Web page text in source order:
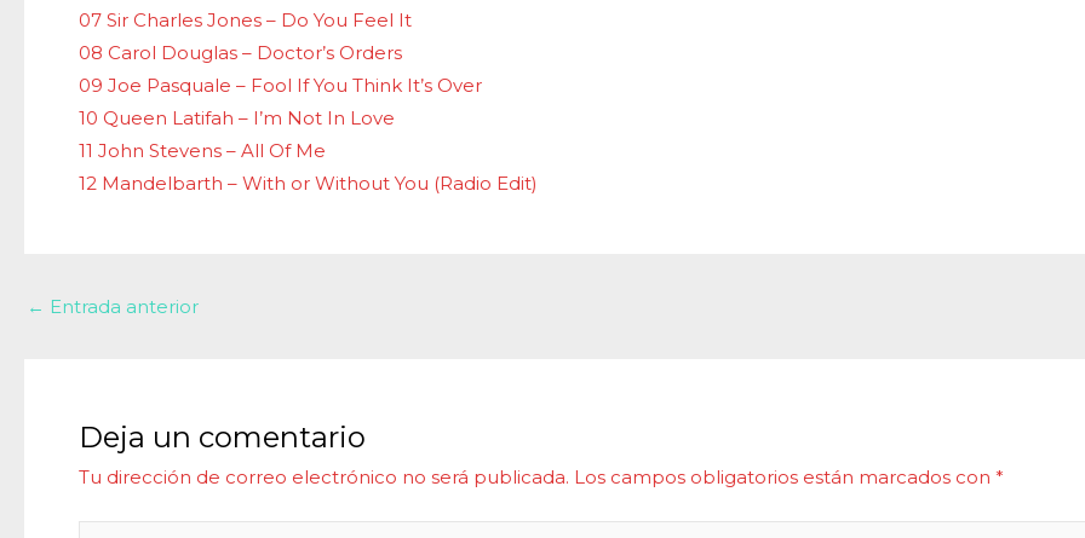
07 Sir Charles Jones – Do You Feel It
08 Carol Douglas – Doctor’s Orders
09 Joe Pasquale – Fool If You Think It’s Over
10 Queen Latifah – I’m Not In Love
11 John Stevens – All Of Me
12 Mandelbarth – With or Without You (Radio Edit)
← Entrada anterior
Deja un comentario
Tu dirección de correo electrónico no será publicada. Los campos obligatorios están marcados con *